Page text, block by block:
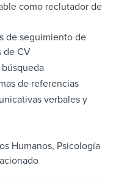
como reclutador de
de seguimiento de
de CV
de referencias
verbales y
Humanos, Psicología